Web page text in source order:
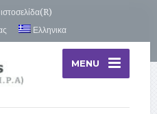
Ελληνικα
MENU